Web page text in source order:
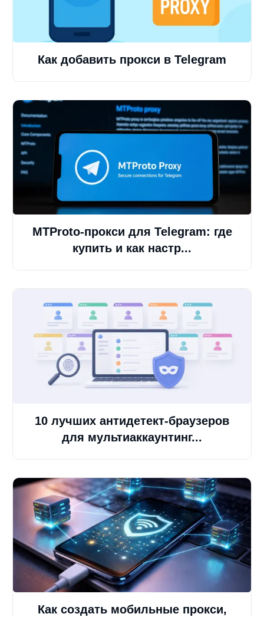
Как добавить прокси в Telegram
MTProto-прокси для Telegram: где
купить и как настр...
10 лучших антидетект-браузеров
для мультиаккаунтинг...
Как создать мобильные прокси,